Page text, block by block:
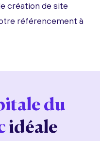
création de site
référencement à
du
idéale